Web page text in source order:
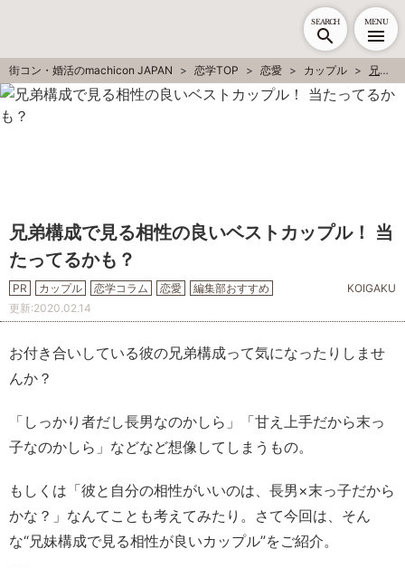
SEARCH MENU
街コン・婚活のmachicon JAPAN 恋学TOP 恋愛 カップル 兄弟構成で見る相性の良いベストカップル！ 当たってるかも？
兄弟構成で見る相性の良いベストカップル！ 当
たってるかも？
PR カップル 恋学コラム 恋愛 編集部おすすめ
KOIGAKU
更新:2020.02.14
お付き合いしている彼の兄弟構成って気になったりしませ
んか？
「しっかり者だし長男なのかしら」「甘え上手だから末っ
子なのかしら」などなど想像してしまうもの。
もしくは「彼と自分の相性がいいのは、長男×末っ子だから
かな？」なんてことも考えてみたり。さて今回は、そん
な“兄妹構成で見る相性が良いカップル”をご紹介。